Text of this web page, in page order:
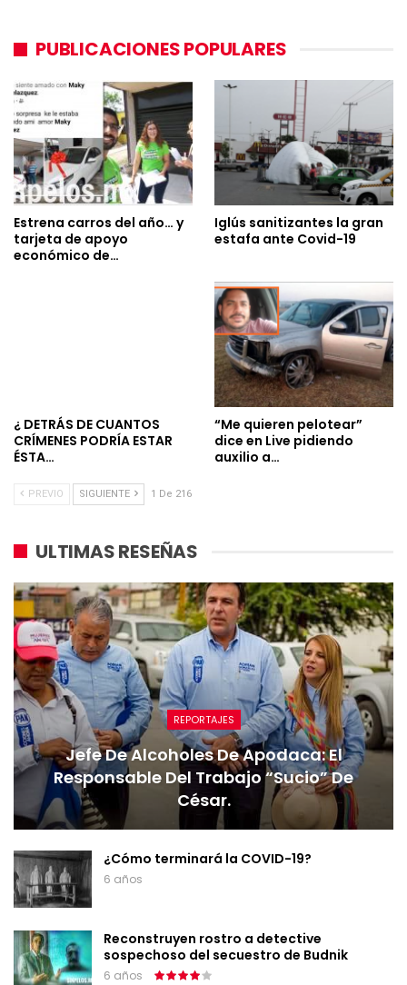
PUBLICACIONES POPULARES
Estrena carros del año… y
tarjeta de apoyo
económico de…
Iglús sanitizantes la gran
estafa ante Covid-19
¿ DETRÁS DE CUANTOS
CRÍMENES PODRÍA ESTAR
ÉSTA…
“Me quieren pelotear”
dice en Live pidiendo
auxilio a…
PREVIO SIGUIENTE 1 De 216
ULTIMAS RESEÑAS
REPORTAJES
Jefe De Alcoholes De Apodaca: El
Responsable Del Trabajo “sucio” De
César.
¿Cómo terminará la COVID-19?
6 años
Reconstruyen rostro a detective
sospechoso del secuestro de Budnik
6 años